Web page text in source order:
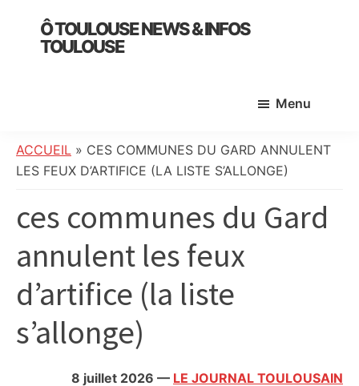
primary
Ô TOULOUSE NEWS & INFOS
TOULOUSE
:
info
société,
culture,
politique,
faits
et
citoyennes
Menu
ACCUEIL » CES COMMUNES DU GARD ANNULENT
LES FEUX D’ARTIFICE (LA LISTE S’ALLONGE)
ces communes du Gard
annulent les feux
d’artifice (la liste
s’allonge)
8 juillet 2026 — LE JOURNAL TOULOUSAIN